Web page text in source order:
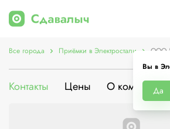
Вы в
Да
Все города Приёмки в Электростали ООО
Контакты Цены О компании